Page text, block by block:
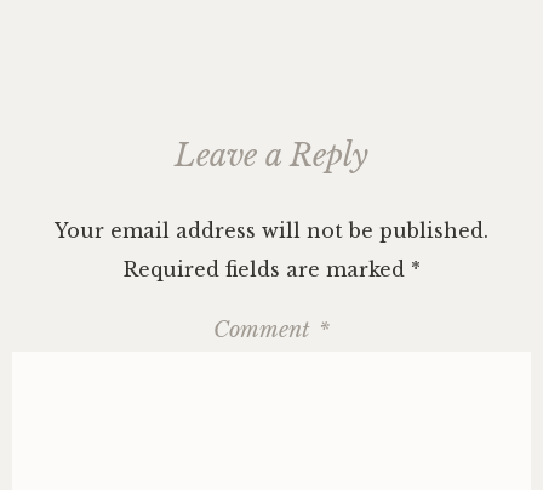
екологічна
освіта
Екологія,
довкілля,
Leave a Reply
Your email address will not be published.
Required fields are marked *
Comment *